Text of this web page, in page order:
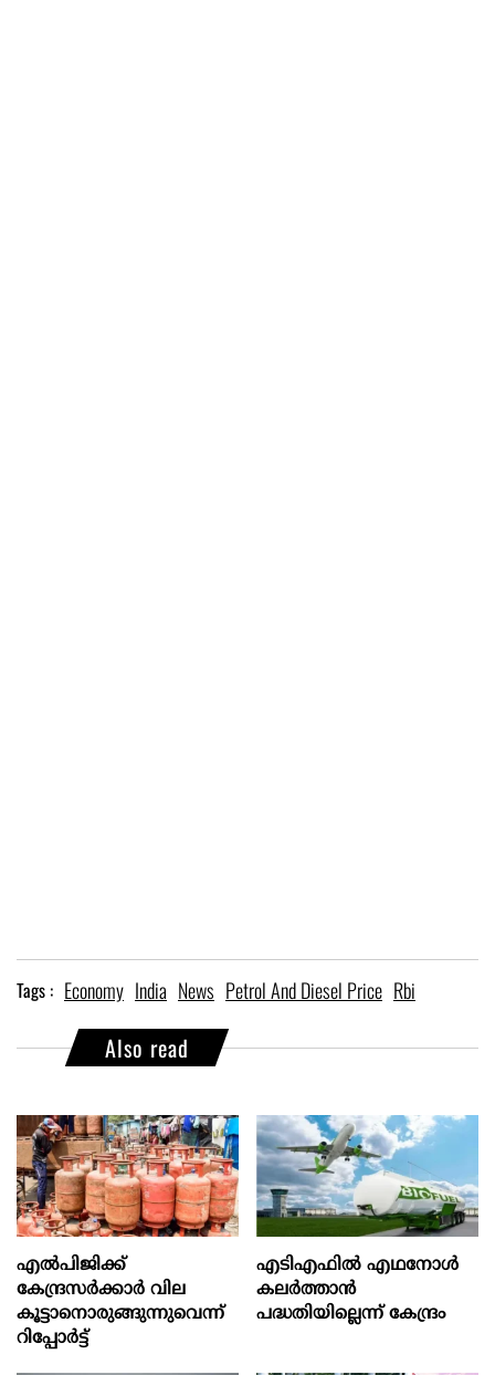
Tags : Economy India News Petrol And Diesel Price Rbi
Also read
എല്‍പിജിക്ക്
കേന്ദ്രസർക്കാർ വില
കൂട്ടാനൊരുങ്ങുന്നുവെന്ന്
റിപ്പോർട്ട്
എടിഎഫില്‍ എഥനോള്‍
കലര്‍ത്താന്‍
പദ്ധതിയില്ലെന്ന് കേന്ദ്രം